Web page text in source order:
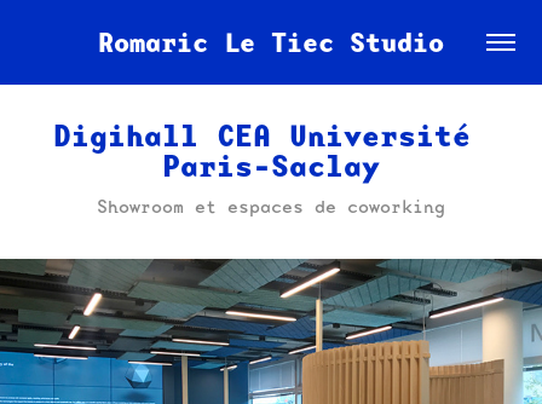
Romaric Le Tiec Studio
Digihall CEA Université
Paris-Saclay
Showroom et espaces de coworking